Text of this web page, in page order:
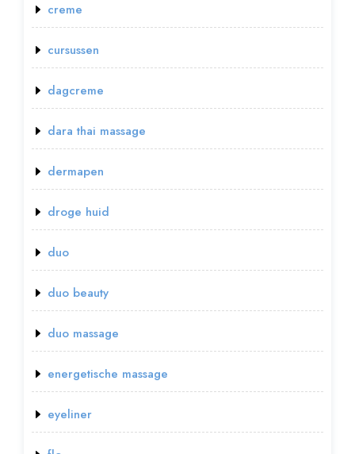
creme
cursussen
dagcreme
dara thai massage
dermapen
droge huid
duo
duo beauty
duo massage
energetische massage
eyeliner